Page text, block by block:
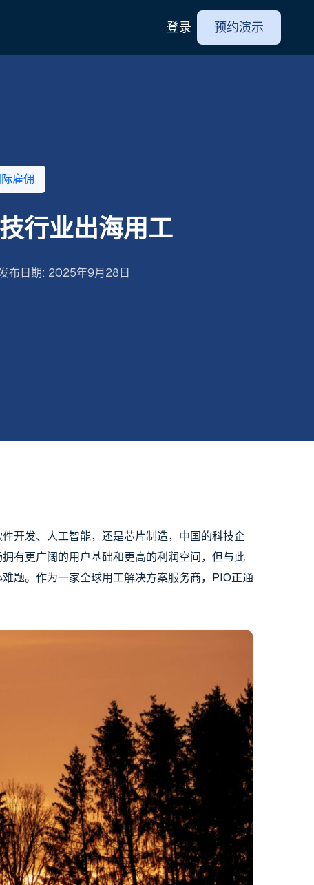
登录 预约演示
雇佣
行业出海用工
布日期: 2025年9月28日
开发、人工智能，还是芯片制造，中国的科技企
有更广阔的用户基础和更高的利润空间，但与此
题。作为一家全球用工解决方案服务商，PIO正通